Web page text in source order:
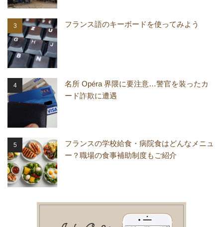
フランス語のキーボードを使ってみよう
名所 Opéra 界隈に要注意…警官を装ったカ
ード詐欺に遭遇
フランスの学校給食・病院食はどんなメニュ
ー？職場の食事補助制度もご紹介